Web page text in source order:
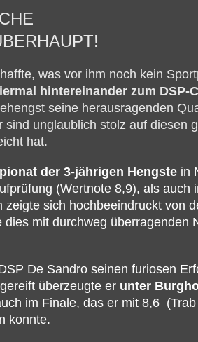
was vor ihm noch kein
hintereinander zum DSP-
seine herausragenden
unglaublich stolz auf diesen
hat.
der 3-jährigen Hengste in
(Wertnote 8,9), als
zeigte sich hochbeeindruckt von
mit durchweg überragenden
De Sandro seinen furiosen
überzeugte er unter
im Finale, das er mit 8,6
konnte.